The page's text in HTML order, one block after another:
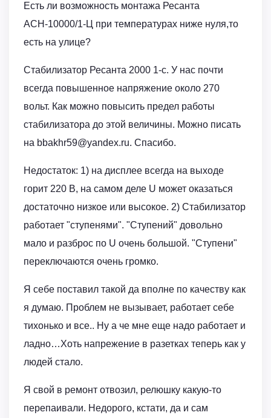
Есть ли возможность монтажа Ресанта
АСН-10000/1-Ц при температурах ниже нуля,то
есть на улице?
Стабилизатор Ресанта 2000 1-с. У нас почти
всегда повышенное напряжение около 270
вольт. Как можно повысить предел работы
стабилизатора до этой величины. Можно писать
на bbakhr59@yandex.ru. Спасибо.
Недостаток: 1) на дисплее всегда на выходе
горит 220 В, на самом деле U может оказаться
достаточно низкое или высокое. 2) Стабилизатор
работает "ступенями". "Ступений" довольно
мало и разброс по U очень большой. "Ступени"
переключаются очень громко.
Я себе поставил такой да вполне по качеству как
я думаю. Проблем не вызывает, работает себе
тихонько и все.. Ну а че мне еще надо работает и
ладно…Хоть напрежение в разетках теперь как у
людей стало.
Я свой в ремонт отвозил, релюшку какую-то
перепаивали. Недорого, кстати, да и сам